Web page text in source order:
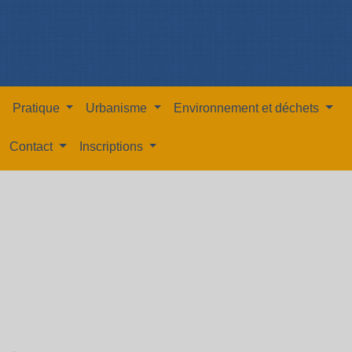
Pratique Urbanisme Environnement et déchets
Contact Inscriptions